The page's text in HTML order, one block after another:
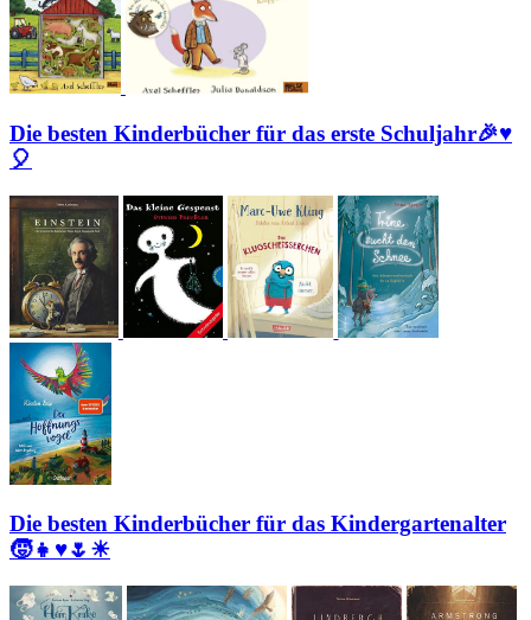
Die besten Kinderbücher für das erste Schuljahr🎉♥
🎈
Die besten Kinderbücher für das Kindergartenalter
🧒👧♥🌷☀